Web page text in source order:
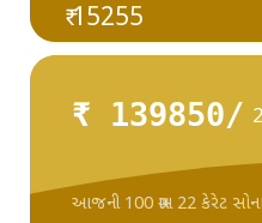
₹ 15255
₹ 139850/
આજની 100 ગ્રામ 22 કેરેટ